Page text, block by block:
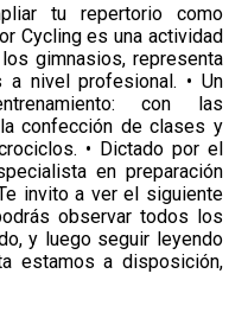
tu repertorio como
Cycling es una actividad
gimnasios, representa
a nivel profesional. • Un
con las
confección de clases y
• Dictado por el
en preparación
invito a ver el siguiente
observar todos los
y luego seguir leyendo
estamos a disposición,